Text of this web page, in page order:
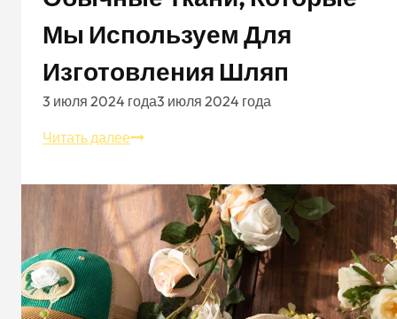
Мы Используем Для
Изготовления Шляп
3 июля 2024 года3 июля 2024 года
Читать далееОбычные
которые
используем
для
изготовления
шляп